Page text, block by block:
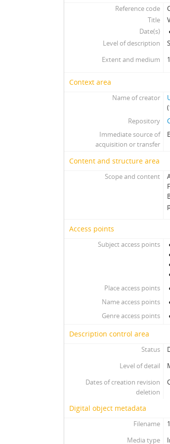
51 - Cáceres, Carlos
52 - Ballerino, Jorge
55 - Fernández,
56 - Fernandez,
57 - Madariaga,
58 - Madariaga,
59 - Montero,
60 - Montero,
62 - Carrasco,
66 - Pinochet,
67 - Pinochet,
68 - Matthei,
69 - Matthei,
70 - Stange,
71 - Jarpa, Sergio
72 - Buckovsky,
73 - Jarpa, Sergio
75 - Jarpa, Sergio
76 - Jarpa, Sergio
78 - Fresno, Juan
79 - Martínez
80 - Martínez
81 - Thayer, William
83 - Martínez
Reference code
Title
Date(s)
Level of description
Extent and medium
Context area
Name of creator
Repository
Immediate source of
acquisition or transfer
Content and structure area
Scope and content
Access points
Subject access points
Place access points
Name access points
Genre access points
Description control area
Status
Level of detail
Dates of creation revision
deletion
Digital object metadata
Filename
Media type